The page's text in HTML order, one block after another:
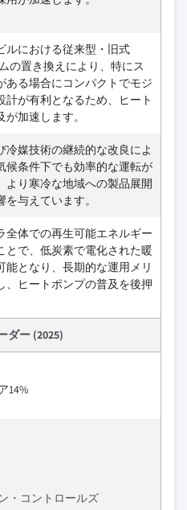
ルにおける従来型・旧式
の置き換えにより、特にス
ある場合にコンパクトでモジ
計が有利となるため、ヒート
加速します。
冷媒技術の継続的な改良によ
候条件下でも効率的な運転が
より寒冷な地域への製品展開
を与えています。
全体での再生可能エネルギー
とで、低炭素で電化された暖
能となり、長期的な運用メリ
、ヒートポンプの普及を後押
ダー (2025)
14%
・コントロールズ